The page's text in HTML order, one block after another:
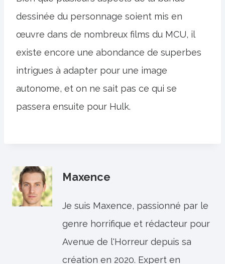
dessinée du personnage soient mis en
œuvre dans de nombreux films du MCU, il
existe encore une abondance de superbes
intrigues à adapter pour une image
autonome, et on ne sait pas ce qui se
passera ensuite pour Hulk.
Maxence
Je suis Maxence, passionné par le
genre horrifique et rédacteur pour
Avenue de l'Horreur depuis sa
création en 2020. Expert en